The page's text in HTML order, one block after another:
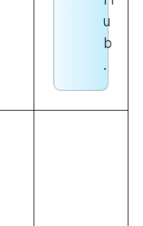
u
b
.